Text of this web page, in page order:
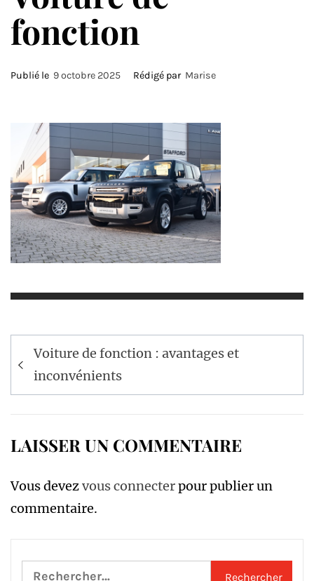
fonction
Publié le 9 octobre 2025 Rédigé par Marise
Navigation
de
l’article
Voiture de fonction : avantages et
inconvénients
LAISSER UN COMMENTAIRE
Vous devezvous connecterpour publier un
commentaire.
Rechercher :